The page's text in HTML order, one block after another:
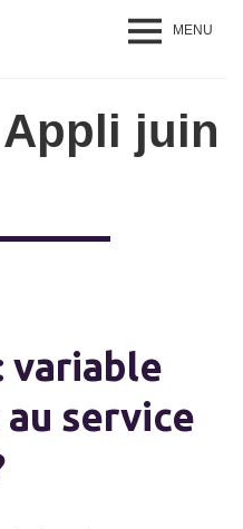
MENU
juin
variable
au service